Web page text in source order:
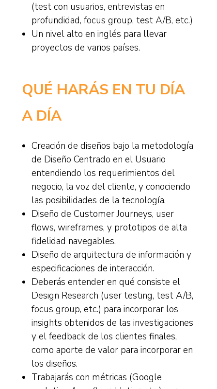
(test con usuarios, entrevistas en
profundidad, focus group, test A/B, etc.)
Un nivel alto en inglés para llevar
proyectos de varios países.
QUÉ HARÁS EN TU DÍA
A DÍA
Creación de diseños bajo la metodología
de Diseño Centrado en el Usuario
entendiendo los requerimientos del
negocio, la voz del cliente, y conociendo
las posibilidades de la tecnología.
Diseño de Customer Journeys, user
flows, wireframes, y prototipos de alta
fidelidad navegables.
Diseño de arquitectura de información y
especificaciones de interacción.
Deberás entender en qué consiste el
Design Research (user testing, test A/B,
focus group, etc.) para incorporar los
insights obtenidos de las investigaciones
y el feedback de los clientes finales,
como aporte de valor para incorporar en
los diseños.
Trabajarás con métricas (Google